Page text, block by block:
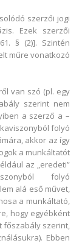
szerzői jogi
Ezek szerzői
§ (2)]. Szintén
műre vonatkozó
van szó (pl. egy
szerint nem
a szerző a –
folyó
akkor az így
a munkáltatót
az „eredeti”
folyó
alá eső művet,
a munkáltató,
hogy egyébként
főszabály szerint,
Ebben